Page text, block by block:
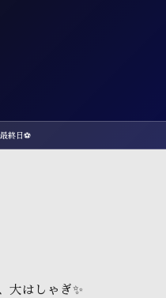
終日⚽
大はしゃぎ✨